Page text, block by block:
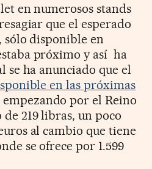
en numerosos stands
que el esperado
disponible en
próximo y así ha
se ha anunciado que el
en las próximas
empezando por el Reino
219 libras, un poco
al cambio que tiene
se ofrece por 1.599